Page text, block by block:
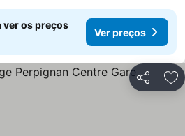
ver os preços
Ver preços
Partilhar